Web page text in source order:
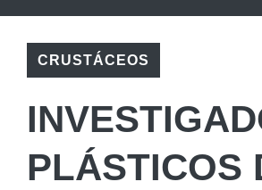
CRUSTÁCEOS
PLÁSTICOS